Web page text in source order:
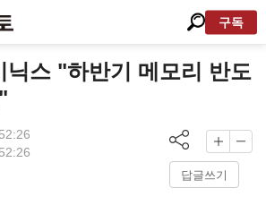
구독
닉스 "하반기 메모리 반도
답글쓰기